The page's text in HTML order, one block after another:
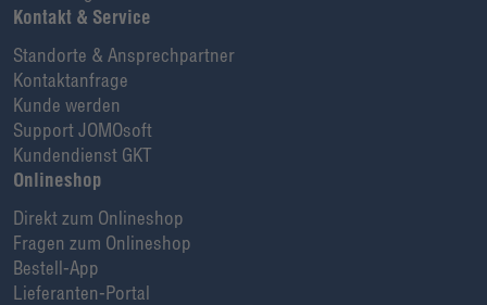
Kontakt & Service
Standorte & Ansprechpartner
Kontaktanfrage
Kunde werden
Support JOMOsoft
Kundendienst GKT
Onlineshop
Direkt zum Onlineshop
Fragen zum Onlineshop
Bestell-App
Lieferanten-Portal